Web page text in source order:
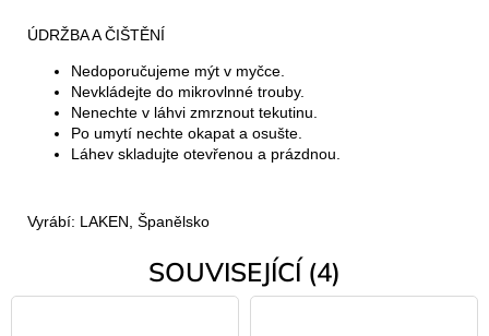
ÚDRŽBA A ČIŠTĚNÍ
Nedoporučujeme mýt v myčce.
Nevkládejte do mikrovlnné trouby.
Nenechte v láhvi zmrznout tekutinu.
Po umytí nechte okapat a osušte.
Láhev skladujte otevřenou a prázdnou.
Vyrábí: LAKEN, Španělsko
SOUVISEJÍCÍ (4)